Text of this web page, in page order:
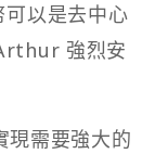
以是去中心
強烈安
現需要強大的